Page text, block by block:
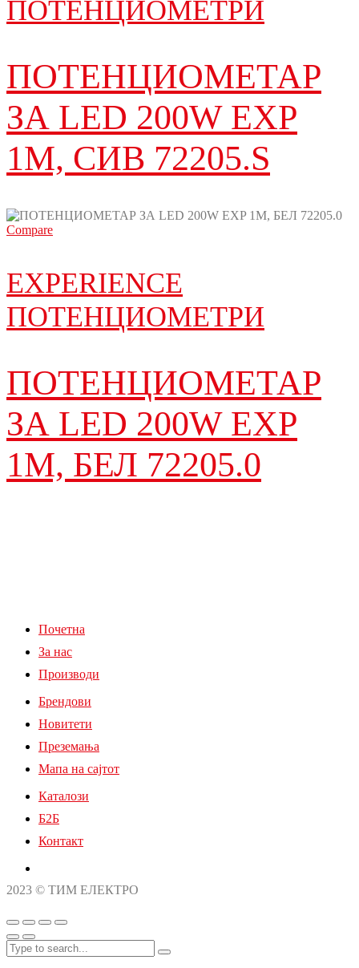
ПОТЕНЦИОМЕТРИ
ПОТЕНЦИОМЕТАР
ЗА LED 200W EXP
1M, СИВ 72205.S
Compare
EXPERIENCE
ПОТЕНЦИОМЕТРИ
ПОТЕНЦИОМЕТАР
ЗА LED 200W EXP
1M, БЕЛ 72205.0
Почетна
За нас
Производи
Брендови
Новитети
Преземања
Мапа на сајтот
Каталози
Б2Б
Контакт
2023 © ТИМ ЕЛЕКТРО